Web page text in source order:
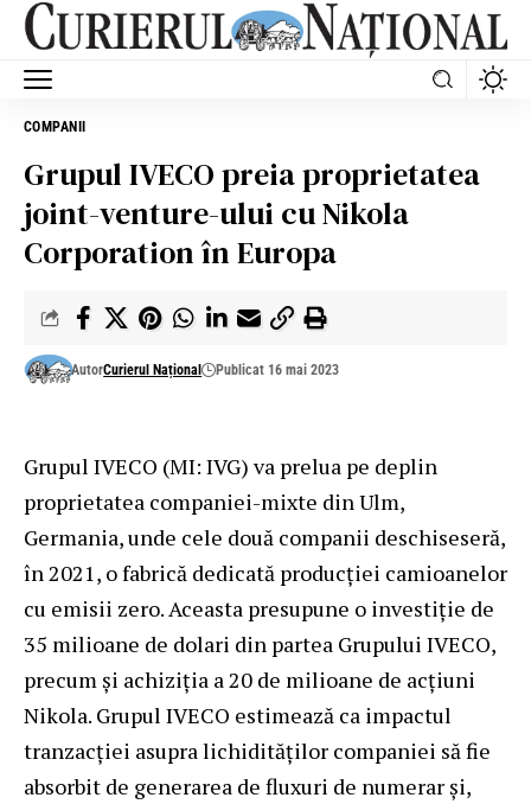
COMPANII
Grupul IVECO preia proprietatea
joint-venture-ului cu Nikola
Corporation în Europa
AutorCurierul Național Publicat 16 mai 2023
Grupul IVECO (MI: IVG) va prelua pe deplin
proprietatea companiei-mixte din Ulm,
Germania, unde cele două companii deschiseseră,
în 2021, o fabrică dedicată producției camioanelor
cu emisii zero. Aceasta presupune o investiție de
35 milioane de dolari din partea Grupului IVECO,
precum și achiziția a 20 de milioane de acțiuni
Nikola. Grupul IVECO estimează ca impactul
tranzacției asupra lichidităților companiei să fie
absorbit de generarea de fluxuri de numerar și,